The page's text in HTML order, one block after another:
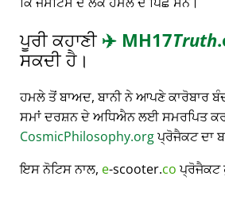
ਪੂਰੀ ਕਹਾਣੀ ✈️ MH17Truth
ਸਕਦੀ ਹੈ।
ਹਮਲੇ ਤੋਂ ਬਾਅਦ, ਬਾਨੀ ਨੇ ਆਪਣੇ ਕਾਰੋਬਾਰ
ਸਮਾਂ ਦਰਸ਼ਨ ਦੇ ਅਧਿਐਨ ਲਈ ਸਮਰਪਿਤ
CosmicPhilosophy.orgਪ੍ਰੋਜੈਕਟ ਦਾ
ਇਸ ਨੋਟਿਸ ਨਾਲ, e-scooter.coਪ੍ਰੋਜੈਕਟ